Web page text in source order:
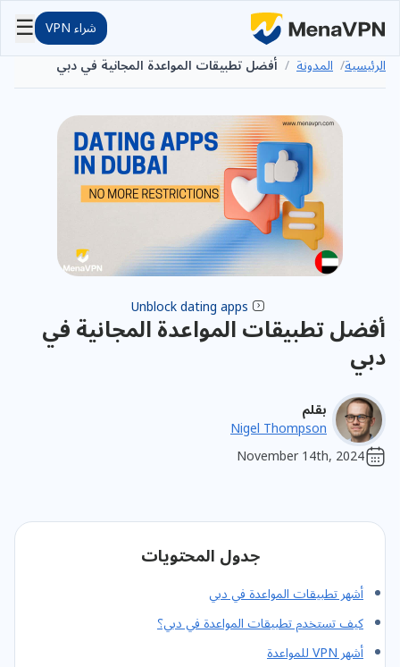
شراء VPN ☰
الرئيسية/ المدونة / أفضل تطبيقات المواعدة المجانية في دبي
Unblock dating apps
أفضل تطبيقات المواعدة المجانية في
دبي
بقلم
Nigel Thompson
November 14th, 2024
جدول المحتويات
أشهر تطبيقات المواعدة في دبي
كيف تستخدم تطبيقات المواعدة في دبي؟
أشهر VPN للمواعدة